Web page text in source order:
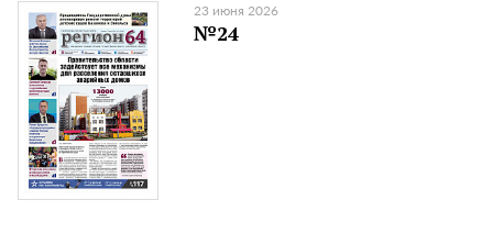
23 июня 2026
№24